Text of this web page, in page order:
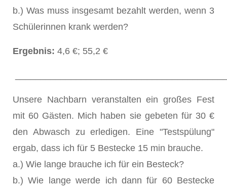
b.) Was muss insgesamt bezahlt werden, wenn 3
Schülerinnen krank werden?
Ergebnis: 4,6 €; 55,2 €
Unsere Nachbarn veranstalten ein großes Fest
mit 60 Gästen. Mich haben sie gebeten für 30 €
den Abwasch zu erledigen. Eine "Testspülung"
ergab, dass ich für 5 Bestecke 15 min brauche.
a.) Wie lange brauche ich für ein Besteck?
b.) Wie lange werde ich dann für 60 Bestecke